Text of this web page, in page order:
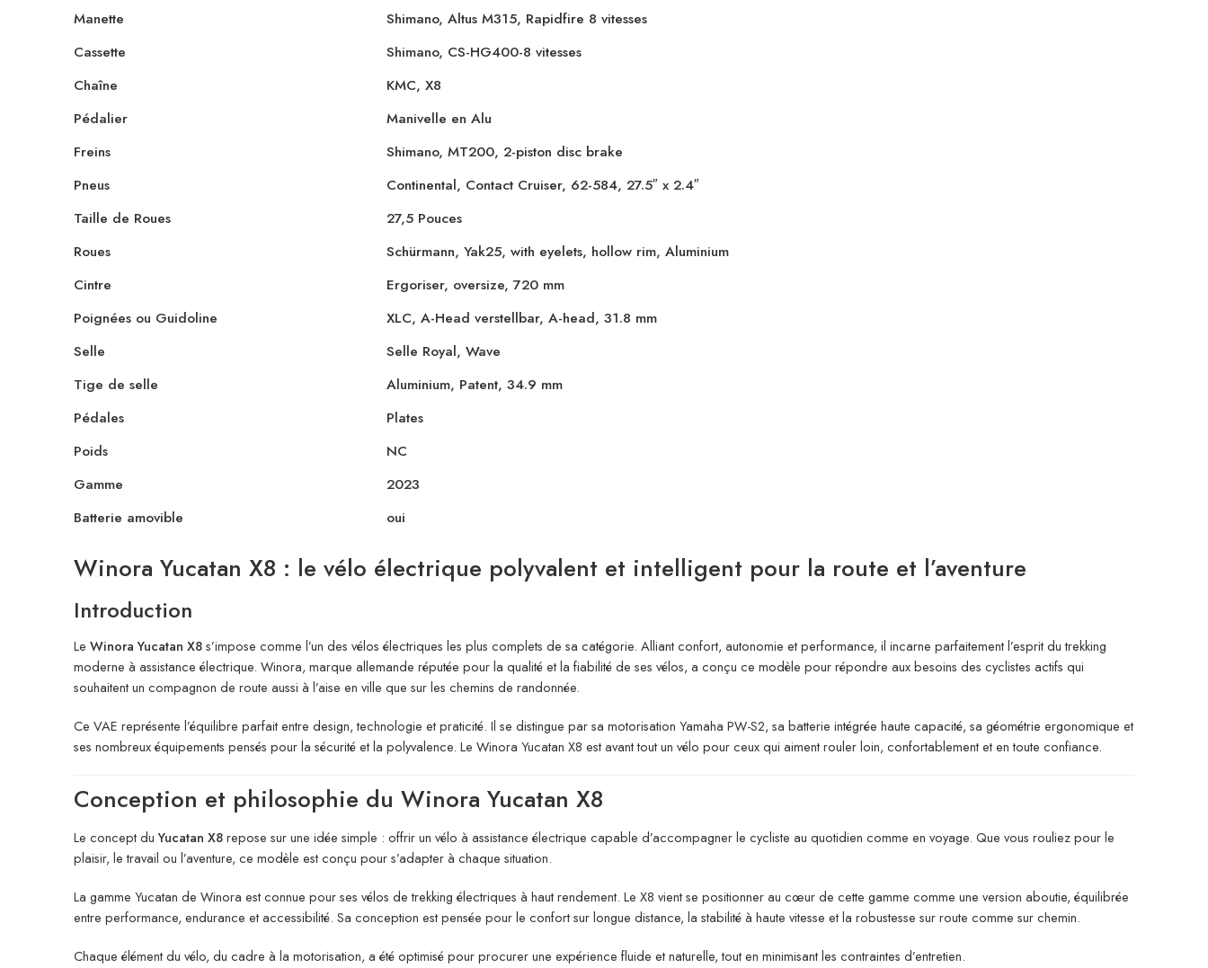
Manette
Shimano, Altus M315, Rapidfire 8 vitesses
Cassette
Shimano, CS-HG400-8 vitesses
Chaîne
KMC, X8
Pédalier
Manivelle en Alu
Freins
Shimano, MT200, 2-piston disc brake
Pneus
Continental, Contact Cruiser, 62-584, 27.5″ x 2.4″
Taille de Roues
27,5 Pouces
Roues
Schürmann, Yak25, with eyelets, hollow rim, Aluminium
Cintre
Ergoriser, oversize, 720 mm
Poignées ou Guidoline
XLC, A-Head verstellbar, A-head, 31.8 mm
Selle
Selle Royal, Wave
Tige de selle
Aluminium, Patent, 34.9 mm
Pédales
Plates
Poids
NC
Gamme
2023
Batterie amovible
oui
Winora Yucatan X8 : le vélo électrique polyvalent et intelligent pour la route et l’aventure
Introduction
Le Winora Yucatan X8s’impose comme l’un des vélos électriques les plus complets de sa catégorie. Alliant confort, autonomie et performance, il incarne parfaitement l’esprit du trekking
moderne à assistance électrique. Winora, marque allemande réputée pour la qualité et la fiabilité de ses vélos, a conçu ce modèle pour répondre aux besoins des cyclistes actifs qui
souhaitent un compagnon de route aussi à l’aise en ville que sur les chemins de randonnée.
Ce VAE représente l’équilibre parfait entre design, technologie et praticité. Il se distingue par sa motorisation Yamaha PW-S2, sa batterie intégrée haute capacité, sa géométrie ergonomique et
ses nombreux équipements pensés pour la sécurité et la polyvalence. Le Winora Yucatan X8 est avant tout un vélo pour ceux qui aiment rouler loin, confortablement et en toute confiance.
Conception et philosophie du Winora Yucatan X8
Le concept duYucatan X8repose sur une idée simple : offrir un vélo à assistance électrique capable d’accompagner le cycliste au quotidien comme en voyage. Que vous rouliez pour le
plaisir, le travail ou l’aventure, ce modèle est conçu pour s’adapter à chaque situation.
La gamme Yucatan de Winora est connue pour ses vélos de trekking électriques à haut rendement. Le X8 vient se positionner au cœur de cette gamme comme une version aboutie, équilibrée
entre performance, endurance et accessibilité. Sa conception est pensée pour le confort sur longue distance, la stabilité à haute vitesse et la robustesse sur route comme sur chemin.
Chaque élément du vélo, du cadre à la motorisation, a été optimisé pour procurer une expérience fluide et naturelle, tout en minimisant les contraintes d’entretien.